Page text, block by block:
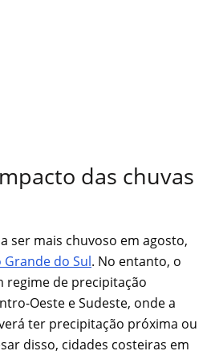
das chuvas
ser mais chuvoso em agosto,
Grande do Sul. No entanto, o
regime de precipitação
Oeste e Sudeste, onde a
ter precipitação próxima ou
disso, cidades costeiras em